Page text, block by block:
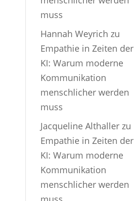
muss
Hannah Weyrich zu
Empathie in Zeiten der
KI: Warum moderne
Kommunikation
menschlicher werden
muss
Jacqueline Althaller zu
Empathie in Zeiten der
KI: Warum moderne
Kommunikation
menschlicher werden